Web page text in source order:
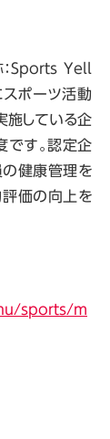
Sports Yell
ポーツ活動
施している企
です。認定企
の健康管理を
価の向上を
sports/m